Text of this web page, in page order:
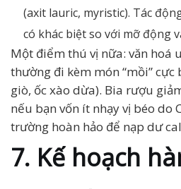
(axit lauric, myristic). Tác
có khác biệt so với mỡ động
Một điểm thú vị nữa: văn hoá
thường đi kèm món “mồi” cực
giò, ốc xào dừa). Bia rượu
nếu bạn vốn ít nhạy vị béo do
trường hoàn hảo để nạp dư
7. Kế hoạch